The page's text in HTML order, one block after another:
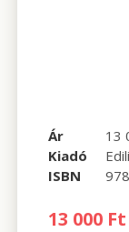
Ár
13
Kiadó
ISBN
13 000 Ft